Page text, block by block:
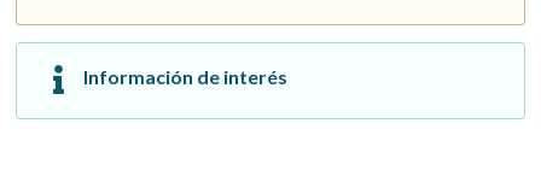
Información de interés